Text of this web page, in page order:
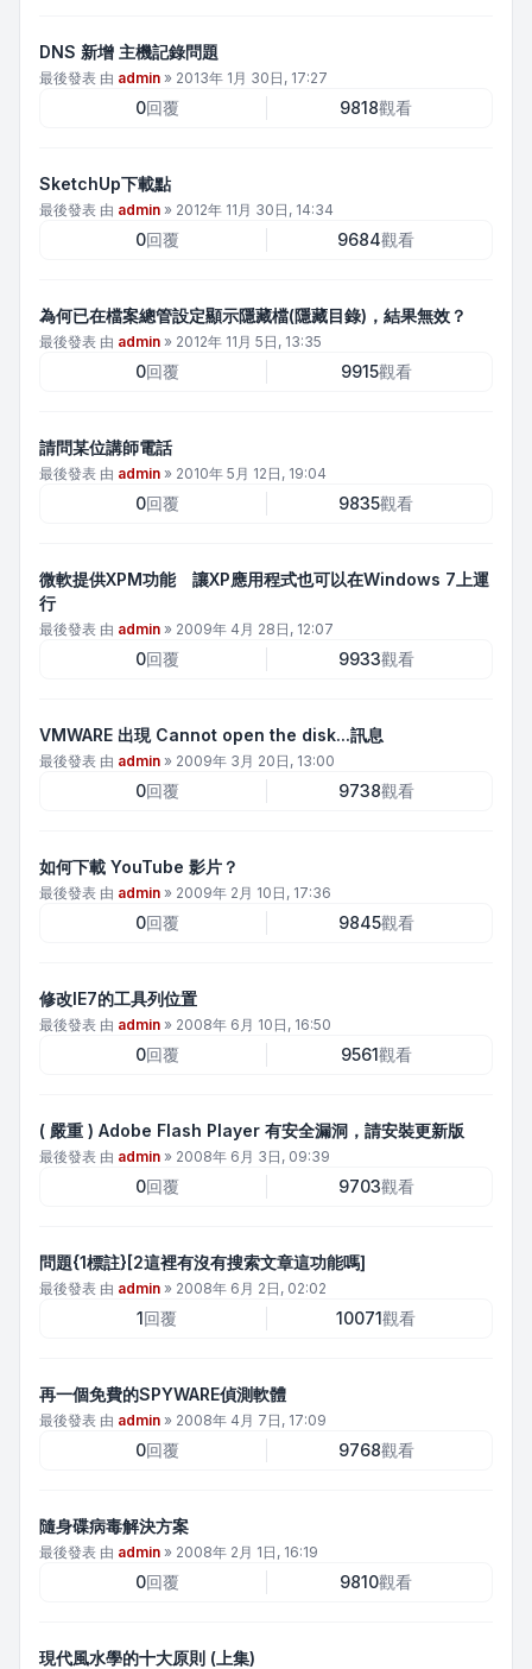
DNS 新增 主機記錄問題
最後發表 由 admin » 2013年 1月 30日, 17:27
0回覆 9818觀看
SketchUp下載點
最後發表 由 admin » 2012年 11月 30日, 14:34
0回覆 9684觀看
為何已在檔案總管設定顯示隱藏檔(隱藏目錄)，結果無效？
最後發表 由 admin » 2012年 11月 5日, 13:35
0回覆 9915觀看
請問某位講師電話
最後發表 由 admin » 2010年 5月 12日, 19:04
0回覆 9835觀看
微軟提供XPM功能 讓XP應用程式也可以在Windows 7上運
行
最後發表 由 admin » 2009年 4月 28日, 12:07
0回覆 9933觀看
VMWARE 出現 Cannot open the disk...訊息
最後發表 由 admin » 2009年 3月 20日, 13:00
0回覆 9738觀看
如何下載 YouTube 影片？
最後發表 由 admin » 2009年 2月 10日, 17:36
0回覆 9845觀看
修改IE7的工具列位置
最後發表 由 admin » 2008年 6月 10日, 16:50
0回覆 9561觀看
( 嚴重 ) Adobe Flash Player 有安全漏洞，請安裝更新版
最後發表 由 admin » 2008年 6月 3日, 09:39
0回覆 9703觀看
問題{1標註}[2這裡有沒有搜索文章這功能嗎]
最後發表 由 admin » 2008年 6月 2日, 02:02
1回覆 10071觀看
再一個免費的SPYWARE偵測軟體
最後發表 由 admin » 2008年 4月 7日, 17:09
0回覆 9768觀看
隨身碟病毒解決方案
最後發表 由 admin » 2008年 2月 1日, 16:19
0回覆 9810觀看
現代風水學的十大原則 (上集)